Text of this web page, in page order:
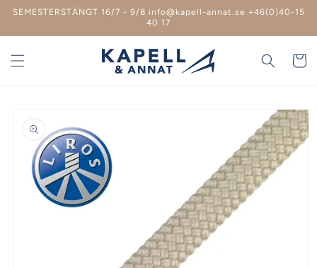
vidare
innehåll
SEMESTERSTÄNGT 16/7 - 9/8 info@kapell-annat.se +46(0)40-15
40 17
vidare till